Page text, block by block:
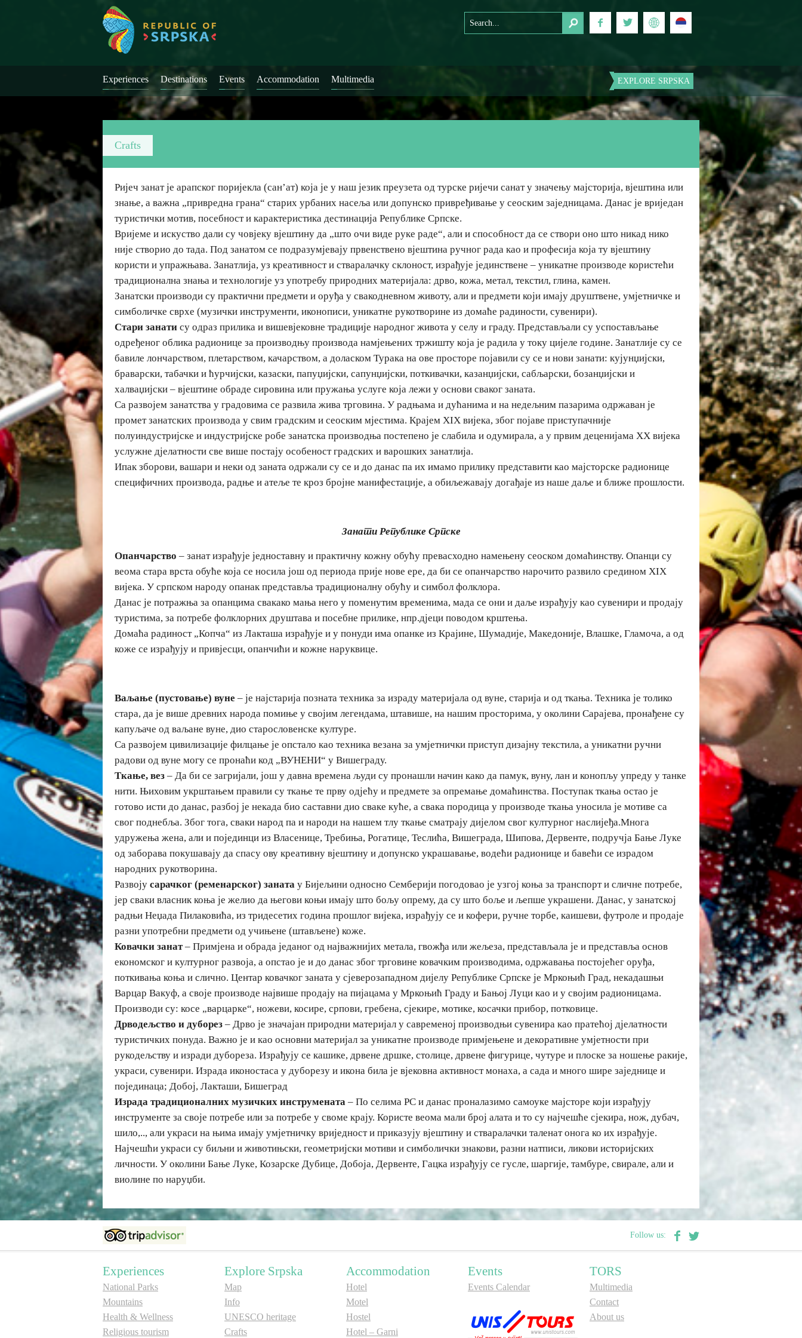
Experiences Destinations Events Accommodation Multimedia EXPLORE SRPSKA
Crafts
Ријеч занат је арапског поријекла (сан’ат) која је у наш језик преузета од турске ријечи санат у значењу мајсторија, вјештина или
знање, а важна „привредна грана“ старих урбаних насеља или допунско привређивање у сеоским заједницама. Данас је вриједан
туристички мотив, посебност и карактеристика дестинација Републике Српске.
Вријеме и искуство дали су човјеку вјештину да „што очи виде руке раде“, али и способност да се створи оно што никад нико
није створио до тада. Под занатом се подразумјевају првенствено вјештина ручног рада као и професија која ту вјештину
користи и упражњава. Занатлија, уз креативност и стваралачку склоност, израђује јединствене – уникатне производе користећи
традиционална знања и технологије уз употребу природних материјала: дрво, кожа, метал, текстил, глина, камен.
Занатски производи су практични предмети и оруђа у свакодневном животу, али и предмети који имају друштвене, умјетничке и
симболичке сврхе (музички инструменти, иконописи, уникатне рукотворине из домаће радиности, сувенири).
Стари занати су одраз прилика и вишевјековне традиције народног живота у селу и граду. Представљали су успостављање
одређеног облика радионице за производњу производа намјењених тржишту која је радила у току цијеле године. Занатлије су се
бавиле лончарством, плетарством, качарством, а доласком Турака на ове просторе појавили су се и нови занати: кујунџијски,
браварски, табачки и ћурчијски, казаски, папуџијски, сапунџијски, поткивачки, казанџијски, сабљарски, бозанџијски и
халваџијски – вјештине обраде сировина или пружања услуге која лежи у основи сваког заната.
Са развојем занатства у градовима се развила жива трговина. У радњама и дућанима и на недељним пазарима одржаван је
промет занатских производа у свим градским и сеоским мјестима. Крајем XIX вијека, због појаве приступачније
полуиндустријске и индустријске робе занатска производња постепено је слабила и одумирала, а у првим деценијама XX вијека
услужне дјелатности све више постају особеност градских и варошких занатлија.
Ипак зборови, вашари и неки од заната одржали су се и до данас па их имамо прилику представити као мајсторске радионице
специфичних производа, радње и атеље те кроз бројне манифестације, а обиљежавају догађаје из наше даље и ближе прошлости.
Занати Републике Српске
Опанчарство – занат израђује једноставну и практичну кожну обућу превасходно намењену сеоском домаћинству. Опанци су
веома стара врста обуће која се носила још од периода прије нове ере, да би се опанчарство нарочито развило средином XIX
вијека. У српском народу опанак представља традиционалну обућу и симбол фолклора.
Данас је потражња за опанцима свакако мања него у поменутим временима, мада се они и даље израђују као сувенири и продају
туристима, за потребе фолклорних друштава и посебне прилике, нпр.дјеци поводом крштења.
Домаћа радиност „Копча“ из Лакташа израђује и у понуди има опанке из Крајине, Шумадије, Македоније, Влашке, Гламоча, а од
коже се израђују и привјесци, опанчићи и кожне наруквице.
Ваљање (пустовање) вуне – је најстарија позната техника за израду материјала од вуне, старија и од ткања. Техника је толико
стара, да је више древних народа помиње у својим легендама, штавише, на нашим просторима, у околини Сарајева, пронађене су
капуљаче од ваљане вуне, дио старословенске културе.
Са развојем цивилизације филцање је опстало као техника везана за умјетнички приступ дизајну текстила, а уникатни ручни
радови од вуне могу се пронаћи код „ВУНЕНИ“ у Вишеграду.
Ткање, вез – Да би се загријали, још у давна времена људи су пронашли начин како да памук, вуну, лан и конопљу упреду у танке
нити. Њиховим укрштањем правили су ткање те прву одјећу и предмете за опремање домаћинства. Поступак ткања остао је
готово исти до данас, разбој је некада био саставни дио сваке куће, а свака породица у производе ткања уносила је мотиве са
свог поднебља. Због тога, сваки народ па и народи на нашем тлу ткање сматрају дијелом свог културног наслијеђа.Многа
удружења жена, али и појединци из Власенице, Требиња, Рогатице, Теслића, Вишеграда, Шипова, Дервенте, подручја Бање Луке
од заборава покушавају да спасу ову креативну вјештину и допунско украшавање, водећи радионице и бавећи се израдом
народних рукотворина.
Развоју сарачког (ременарског) заната у Бијељини односно Семберији погодовао је узгој коња за транспорт и сличне потребе,
јер сваки власник коња је желио да његови коњи имају што бољу опрему, да су што боље и љепше украшени. Данас, у занатској
радњи Неџада Пилаковића, из тридесетих година прошлог вијека, израђују се и кофери, ручне торбе, каишеви, футроле и продаје
разни употребни предмети од учињене (штављене) коже.
Ковачки занат– Примјена и обрада једаног од најважнијих метала, гвожђа или жељеза, представљала је и представља основ
економског и културног развоја, а опстао је и до данас због трговине ковачким производима, одржавања постојећег оруђа,
поткивања коња и слично. Центар ковачког заната у сјеверозападном дијелу Републике Српске је Мркоњић Град, некадашњи
Варцар Вакуф, а своје производе највише продају на пијацама у Мркоњић Граду и Бањој Луци као и у својим радионицама.
Производи су: косе „варцарке“, ножеви, косире, српови, гребена, сјекире, мотике, косачки прибор, потковице.
Дрводељство и дуборез – Дрво је значајан природни материјал у савременој производњи сувенира као пратећој дјелатности
туристичких понуда. Важно је и као основни материјал за уникатне производе примјењене и декоративне умјетности при
рукодељству и изради дубореза. Израђују се кашике, дрвене дршке, столице, дрвене фигурице, чутуре и плоске за ношење ракије,
украси, сувенири. Израда иконостаса у дуборезу и икона била је вјековна активност монаха, а сада и много шире заједнице и
појединаца; Добој, Лакташи, Бишеград
Израда традиционалних музичких инструмената – По селима РС и данас проналазимо самоуке мајсторе који израђују
инструменте за своје потребе или за потребе у своме крају. Користе веома мали број алата и то су најчешће сјекира, нож, дубач,
шило,.., али украси на њима имају умјетничку вриједност и приказују вјештину и стваралачки таленат онога ко их израђује.
Најчешћи украси су биљни и животињски, геометријски мотиви и симболички знакови, разни натписи, ликови историјских
личности. У околини Бање Луке, Козарске Дубице, Добоја, Дервенте, Гацка израђују се гусле, шаргије, тамбуре, свирале, али и
виолине по наруџби.
Follow us:
Experiences
National Parks
Mountains
Health & Wellness
Religious tourism
Explore Srpska
Map
Info
UNESCO heritage
Crafts
Accommodation
Hotel
Motel
Hostel
Hotel – Garni
Events
Events Calendar
TORS
Multimedia
Contact
About us